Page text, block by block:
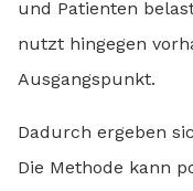
und Patienten
nutzt hingegen
Ausgangspunkt.
Dadurch ergeben
Die Methode kann